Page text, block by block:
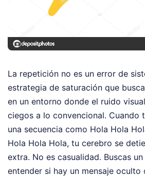
La repetición no es un error de
estrategia de saturación que
en un entorno donde el ruido
ciegos a lo convencional. Cuando
una secuencia como Hola Hola
Hola Hola Hola, tu cerebro se
extra. No es casualidad. Buscas
entender si hay un mensaje oculto